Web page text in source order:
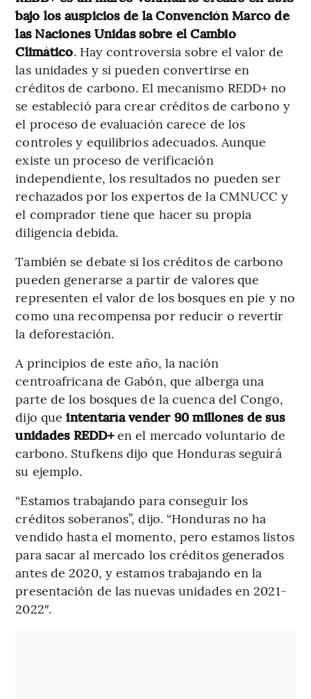
bajo los auspicios de la Convención Marco de
las Naciones Unidas sobre el Cambio
Climático. Hay controversia sobre el valor de
las unidades y si pueden convertirse en
créditos de carbono. El mecanismo REDD+ no
se estableció para crear créditos de carbono y
el proceso de evaluación carece de los
controles y equilibrios adecuados. Aunque
existe un proceso de verificación
independiente, los resultados no pueden ser
rechazados por los expertos de la CMNUCC y
el comprador tiene que hacer su propia
diligencia debida.
También se debate si los créditos de carbono
pueden generarse a partir de valores que
representen el valor de los bosques en pie y no
como una recompensa por reducir o revertir
la deforestación.
A principios de este año, la nación
centroafricana de Gabón, que alberga una
parte de los bosques de la cuenca del Congo,
dijo que intentaría vender 90 millones de sus
unidades REDD+en el mercado voluntario de
carbono. Stufkens dijo que Honduras seguirá
su ejemplo.
“Estamos trabajando para conseguir los
créditos soberanos”, dijo. “Honduras no ha
vendido hasta el momento, pero estamos listos
para sacar al mercado los créditos generados
antes de 2020, y estamos trabajando en la
presentación de las nuevas unidades en 2021-
2022″.